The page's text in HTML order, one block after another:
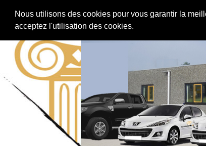
Nous utilisons des cookies pour vous garantir la
acceptez l'utilisation des cookies.Devis Enduiseur